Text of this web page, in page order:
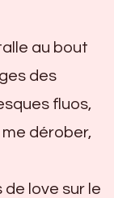
au bout
des
fluos,
dérober,
love sur le